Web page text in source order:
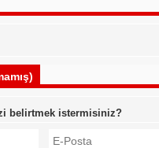
belirtmek istermisiniz?